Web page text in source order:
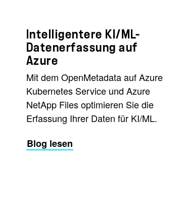
Intelligentere KI/ML-
Datenerfassung auf
Azure
Mit dem OpenMetadata auf Azure
Kubernetes Service und Azure
NetApp Files optimieren Sie die
Erfassung Ihrer Daten für KI/ML.
Blog lesen